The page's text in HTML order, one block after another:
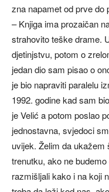
zna napamet od prve do
– Knjiga ima prozaičan
strahovito teške drame.
djetinjstvu, potom o
jedan dio sam pisao o
je bio napraviti paralelu
1992. godine kad sam
je Velić a potom poslao
jednostavna, svjedoci
uvijek. Želim da ukažem
trenutku, ako ne
razmišljali kako i na koji